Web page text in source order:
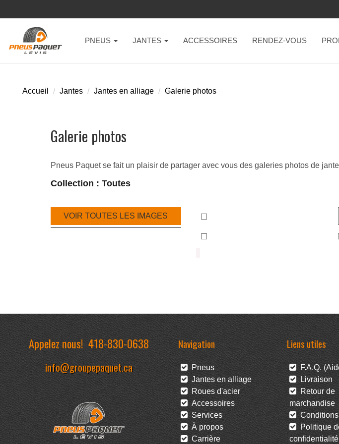
PNEUS JANTES ACCESSOIRES RENDEZ-VOUS
Accueil Jantes Jantes en alliage Galerie photos
Galerie photos
Pneus Paquet se fait un plaisir de partager avec vous des galeries photos de
Collection : Toutes
VOIR TOUTES LES IMAGES
Appelez nous!418-830-0638
info@groupepaquet.ca
Navigation
Pneus
Jantes en alliage
Roues d'acier
Accessoires
Services
À propos
Carrière
Liens utiles
F.A.Q.
Livraison
Retour de
marchandise
Conditions
Politique
confidentialité